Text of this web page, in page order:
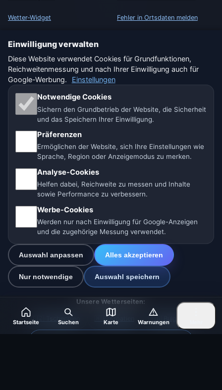
Wetter-Widget Fehler in Ortsdaten melden
RECHTLICHES
Datenschutz
Cookies
Nutzungsbedingungen
Impressum
Wir helfen Tieren
Sitemap
🇩🇪 Wetter Deutschland 🇦🇹 Wetter Österreich
🇨🇭 Wetter Schweiz
Unsere Wetterseiten:
🇨🇿 Tschechien 🇭🇷 Kroatien
Startseite Suchen Karte Warnungen
Einwilligung verwalten
Diese Website verwendet Cookies für Grundfunktionen,
Reichweitenmessung und nach Ihrer Einwilligung auch für
Google-Werbung.
Einstellungen
Notwendige Cookies
Sichern den Grundbetrieb der Website, die Sicherheit
und das Speichern Ihrer Einwilligung.
Präferenzen
Ermöglichen der Website, sich Ihre Einstellungen wie
Sprache, Region oder Anzeigemodus zu merken.
Analyse-Cookies
Helfen dabei, Reichweite zu messen und Inhalte
sowie Performance zu verbessern.
Werbe-Cookies
Werden nur nach Einwilligung für Google-Anzeigen
und die zugehörige Messung verwendet.
Auswahl anpassen Alles akzeptieren
Nur notwendige Auswahl speichern